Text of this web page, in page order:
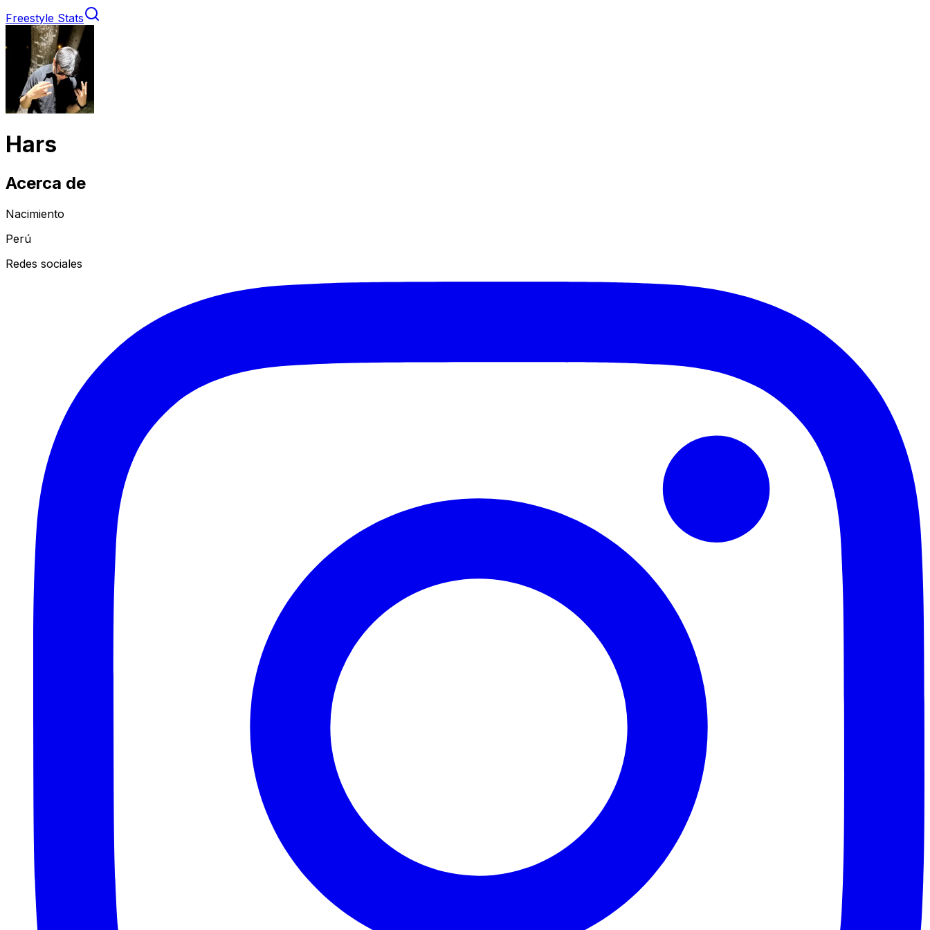
Freestyle Stats
Hars
Acerca de
Nacimiento
Perú
Redes sociales